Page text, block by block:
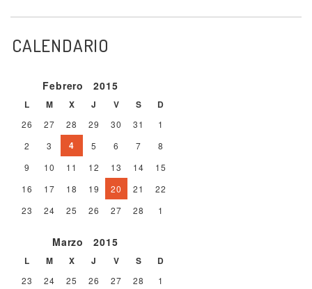
CALENDARIO
Febrero 2015
L M X J V S D
26 27 28 29 30 31
1
2
3 4 5 6 7
8
9
10 11 12 13 14
15
16
17 18 19 20 21
22
23
24 25 26 27 28 1
Marzo 2015
L M X J V S D
23 24 25 26 27 28
1